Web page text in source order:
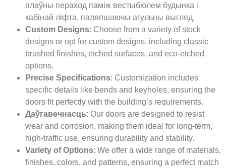
плаўны пераход паміж вестыбюлем будынка і
кабінай ліфта, паляпшаючы агульны выгляд.
Custom Designs: Choose from a variety of stock
designs or opt for custom designs, including classic
brushed finishes, etched surfaces, and eco-etched
options.
Precise Specifications: Customization includes
specific details like bends and keyholes, ensuring the
doors fit perfectly with the building’s requirements.
Даўгавечнасць: Our doors are designed to resist
wear and corrosion, making them ideal for long-term,
high-traffic use, ensuring durability and stability.
Variety of Options: We offer a wide range of materials,
finishes, colors, and patterns, ensuring a perfect match